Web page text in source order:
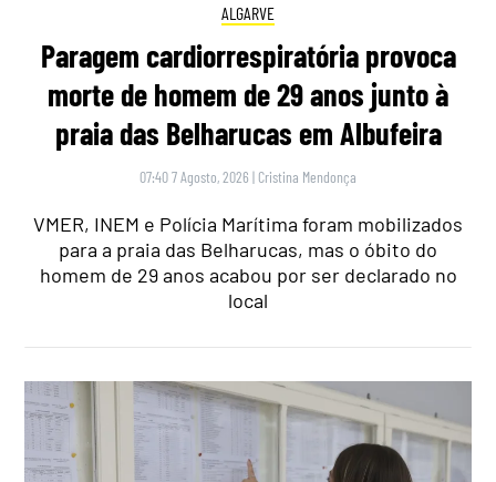
ALGARVE
Paragem cardiorrespiratória provoca
morte de homem de 29 anos junto à
praia das Belharucas em Albufeira
07:40 7 Agosto, 2026 | Cristina Mendonça
VMER, INEM e Polícia Marítima foram mobilizados
para a praia das Belharucas, mas o óbito do
homem de 29 anos acabou por ser declarado no
local